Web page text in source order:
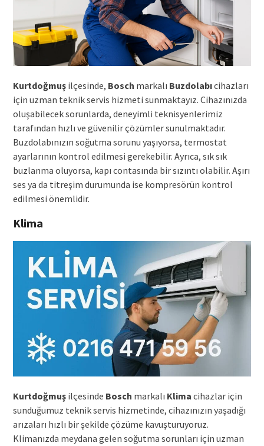
Kurtdoğmuşilçesinde, Bosch markalı Buzdolabıcihazları
için uzman teknik servis hizmeti sunmaktayız. Cihazınızda
oluşabilecek sorunlarda, deneyimli teknisyenlerimiz
tarafından hızlı ve güvenilir çözümler sunulmaktadır.
Buzdolabınızın soğutma sorunu yaşıyorsa, termostat
ayarlarının kontrol edilmesi gerekebilir. Ayrıca, sık sık
buzlanma oluyorsa, kapı contasında bir sızıntı olabilir. Aşırı
ses ya da titreşim durumunda ise kompresörün kontrol
edilmesi önemlidir.
Klima
Kurtdoğmuşilçesinde Bosch markalı Klima cihazlar için
sunduğumuz teknik servis hizmetinde, cihazınızın yaşadığı
arızaları hızlı bir şekilde çözüme kavuşturuyoruz.
Klimanızda meydana gelen soğutma sorunları için uzman